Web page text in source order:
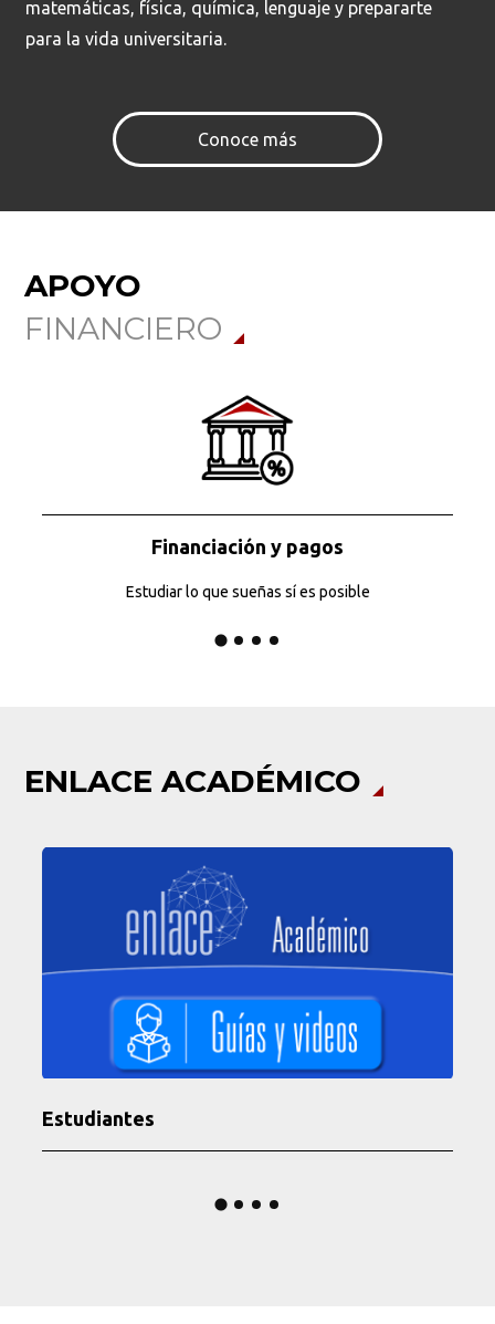
matemáticas, física, química, lenguaje y prepararte
para la vida universitaria.
Conoce más
APOYO
FINANCIERO
Financiación y pagos
Estudiar lo que sueñas sí es posible
ENLACE ACADÉMICO
Estudiantes